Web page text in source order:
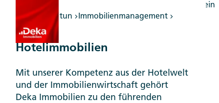
Was wir tun
Immobilienmanagement
Hotel
Hotelimmobilien
Mit unserer Kompetenz aus der Hotelwelt
und der Immobilienwirtschaft gehört
Deka Immobilien zu den führenden